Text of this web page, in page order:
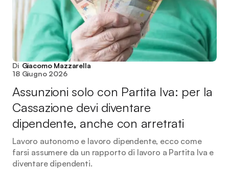
Di Giacomo Mazzarella
18 Giugno 2026
Assunzioni solo con Partita Iva: per la
Cassazione devi diventare
dipendente, anche con arretrati
Lavoro autonomo e lavoro dipendente, ecco come
farsi assumere da un rapporto di lavoro a Partita Iva e
diventare dipendenti.